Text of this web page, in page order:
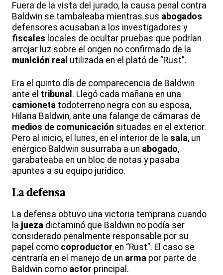
Fuera de la vista del jurado, la causa penal contra
Baldwin se tambaleaba mientras sus abogados
defensores acusaban a los investigadores y
fiscales locales de ocultar pruebas que podrían
arrojar luz sobre el origen no confirmado de la
munición real utilizada en el plató de “Rust”.
Era el quinto día de comparecencia de Baldwin
ante el tribunal . Llegó cada mañana en una
camioneta todoterreno negra con su esposa,
Hilaria Baldwin, ante una falange de cámaras de
medios de comunicación situadas en el exterior.
Pero al inicio, el lunes, en el interior de la sala, un
enérgico Baldwin susurraba a un abogado,
garabateaba en un bloc de notas y pasaba
apuntes a su equipo jurídico.
La defensa
La defensa obtuvo una victoria temprana cuando
la jueza dictaminó que Baldwin no podía ser
considerado penalmente responsable por su
papel como coproductor en “Rust”. El caso se
centraría en el manejo de un arma por parte de
Baldwin como actor principal.